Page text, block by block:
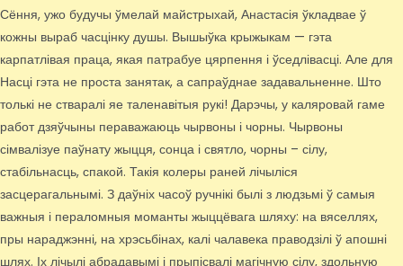
Сёння, ужо будучы ўмелай майстрыхай, Анастасія ўкладвае ў
кожны выраб часцінку душы. Вышыўка крыжыкам — гэта
карпатлівая праца, якая патрабуе цярпення і ўседлівасці. Але для
Насці гэта не проста занятак, а сапраўднае задавальненне. Што
толькі не стваралі яе таленавітыя рукі! Дарэчы, у каляровай гаме
работ дзяўчыны пераважаюць чырвоны і чорны. Чырвоны
сімвалізуе паўнату жыцця, сонца і святло, чорны – сілу,
стабільнасць, спакой. Такія колеры раней лічыліся
засцерагальнымі. З даўніх часоў ручнікі былі з людзьмі ў самыя
важныя і пераломныя моманты жыццёвага шляху: на вяселлях,
пры нараджэнні, на хрэсьбінах, калі чалавека праводзілі ў апошні
шлях. Іх лічылі абрадавымі і прыпісвалі магічную сілу, здольную